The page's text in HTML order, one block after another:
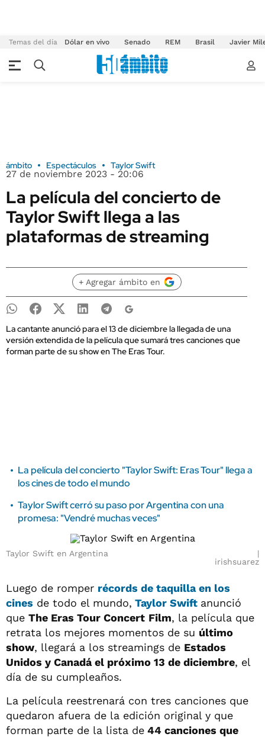
Temas del día Dólar en vivo Senado REM Brasil Javier
ámbito Espectáculos Taylor Swift
27 de noviembre 2023 - 20:06
La película del concierto de
Taylor Swift llega a las
plataformas de streaming
+ Agregar ámbito en
La cantante anunció para el 13 de diciembre la llegada de una
versión extendida de la película que sumará tres canciones que
forman parte de su show en The Eras Tour.
La película del concierto "Taylor Swift: Eras Tour" llega a
los cines de todo el mundo
Taylor Swift cerró su paso por Argentina con una
promesa: "Vendré muchas veces"
Taylor Swift en Argentina
irishsuarez
Luego de romper récords de taquilla en los
cines de todo el mundo, Taylor Swift anunció
que The Eras Tour Concert Film, la película que
retrata los mejores momentos de su último
show, llegará a los streamings de Estados
Unidos y Canadá el próximo 13 de diciembre, el
día de su cumpleaños.
La película reestrenará con tres canciones que
quedaron afuera de la edición original y que
forman parte de la lista de 44 canciones que